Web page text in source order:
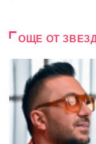
ОЩЕ ОТ